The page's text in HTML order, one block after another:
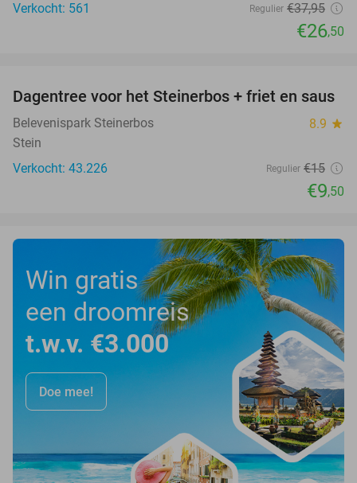
Verkocht: 561
Regulier €37,95
€26,50
37%
Dagentree voor het Steinerbos + friet en saus
Belevenispark Steinerbos 8.9 star
Stein
Verkocht: 43.226
Regulier €15
€9,50
Win gratis
een droomreis
t.w.v. €3.000
Doe mee!